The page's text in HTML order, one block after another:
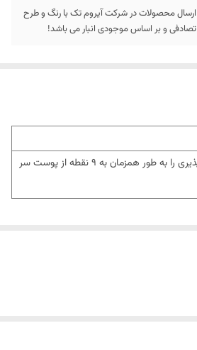
ارسال محصولات در شرکت آیروم تک با رنگ و طرح
تصادفی و بر اساس موجودی انبار می باشد!
فشار ملایم و دلپذیری را به طور همزمان به ۹ نقطه از پوست سر